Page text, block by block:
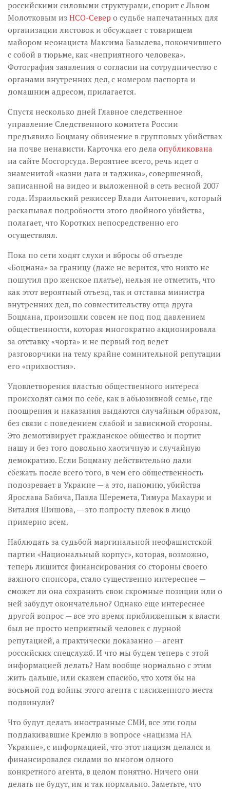
российскими силовыми структурами, спорит с Львом
Молотковым из НСО-Север о судьбе напечатанных для
организации листовок и обсуждает с товарищем
майором неонациста Максима Базылева, покончившего
с собой в тюрьме, как «неприятного человека».
Фотография заявления о согласии на сотрудничество с
органами внутренних дел, с номером паспорта и
домашним адресом, прилагается.
Спустя несколько дней Главное следственное
управление Следственного комитета России
предъявило Боцману обвинение в групповых убийствах
на почве ненависти. Карточка его дела опубликована
на сайте Мосгорсуда. Вероятнее всего, речь идет о
знаменитой «казни дага и таджика», совершенной,
записанной на видео и выложенной в сеть весной 2007
года. Израильский режиссер Влади Антоневич, который
раскапывал подробности этого двойного убийства,
полагает, что Коротких непосредственно его
осуществлял.
Пока по сети ходят слухи и вбросы об отъезде
«Боцмана» за границу (даже не верится, что никто не
пошутил про женское платье), нельзя не отметить, что
как этот вероятный отъезд, так и отставка министра
внутренних дел, по совместительству отца друга
Боцмана, произошли совсем не под под давлением
общественности, которая многократно акционировала
за отставку «чорта» и не первый год ведет
разговорчики на тему крайне сомнительной репутации
его «прихвостня».
Удовлетворения властью общественного интереса
происходят сами по себе, как в абьюзивной семье, где
поощрения и наказания выдаются случайным образом,
без связи с поведением слабой и зависимой стороны.
Это демотивирует гражданское общество и портит
нашу и без того довольно хаотичную и случайную
демократию. Если Боцману действительно дали
сбежать после всего того, в чем его общественность
подозревает в Украине — а это, напомню, убийства
Ярослава Бабича, Павла Шеремета, Тимура Махаури и
Виталия Шишова, — это попросту плевок в лицо
примерно всем.
Наблюдать за судьбой маргинальной неофашистской
партии «Национальный корпус», которая, возможно,
теперь лишится финансирования со стороны своего
важного спонсора, стало существенно интереснее —
сможет ли она сохранить свои скромные позиции или о
ней забудут окончательно? Однако еще интереснее
другой вопрос — все это время приближенным к власти
был не просто неприятный человек с дурной
репутацией, а практически доказанно — агент
российских спецслужб. И что мы будем теперь с этой
информацией делать? Нам вообще нормально с этим
жить дальше, или скажем спасибо, что хотя бы на
восьмой год войны этого агента с насиженного места
подвинули?
Что будут делать иностранные СМИ, все эти годы
поддакивавшие Кремлю в вопросе «нацизма НА
Украине», с информацией, что этот нацизм делался и
финансировался силами во многом одного
конкретного агента, в целом понятно. Ничего они
делать не будут, им и так нормально. Заметьте, что